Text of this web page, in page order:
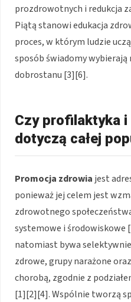
prozdrowotnych i redukcja
Piątą stanowi edukacja
proces, w którym ludzie
sposób świadomy
dobrostanu [3][6].
Czy profilaktyka
dotyczą całej
Promocja zdrowiajest
ponieważ jej celem jest
zdrowotnego
systemowe i środowiskowe
natomiast bywa
zdrowe, grupy narażone
chorobą, zgodnie z
[1][2][4]. Wspólnie tworzą